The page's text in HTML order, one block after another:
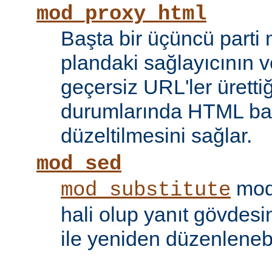
mod_proxy_html
Başta bir üçüncü parti
plandaki sağlayıcının
geçersiz URL'ler
durumlarında HTML
düzeltilmesini sağlar.
mod_sed
mod_substitute
hali olup yanıt
ile yeniden